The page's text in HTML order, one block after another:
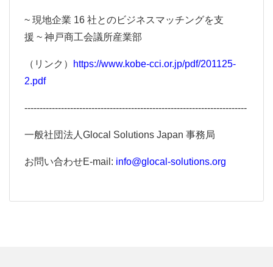
~ 現地企業 16 社とのビジネスマッチングを支
援 ~ 神戸商工会議所産業部
（リンク）
https://www.kobe-cci.or.jp/pdf/201125-
2.pdf
-------------------------------------------------------------------------
⼀般社団法⼈Glocal Solutions Japan 事務局
お問い合わせE-mail: info@glocal-solutions.org